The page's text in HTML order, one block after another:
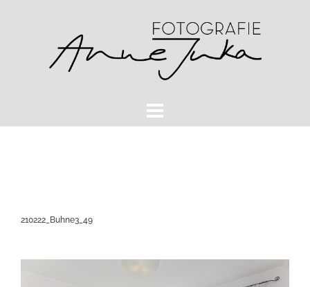
210222_Buhne3_49